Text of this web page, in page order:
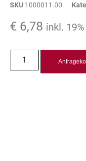
SKU 1000011.00
€ 6,78 inkl.